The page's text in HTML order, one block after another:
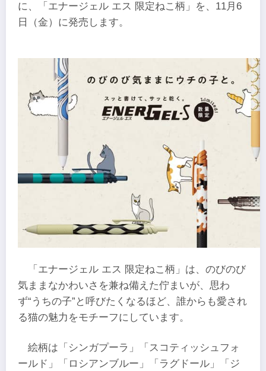
に、「エナージェル エス 限定ねこ柄」を、11月6
日（金）に発売します。
「エナージェル エス 限定ねこ柄」は、のびのび
気ままなかわいさを兼ね備えた佇まいが、思わ
ず“うちの子”と呼びたくなるほど、誰からも愛され
る猫の魅力をモチーフにしています。
絵柄は「シンガプーラ」「スコティッシュフォ
ールド」「ロシアンブルー」「ラグドール」「ジ